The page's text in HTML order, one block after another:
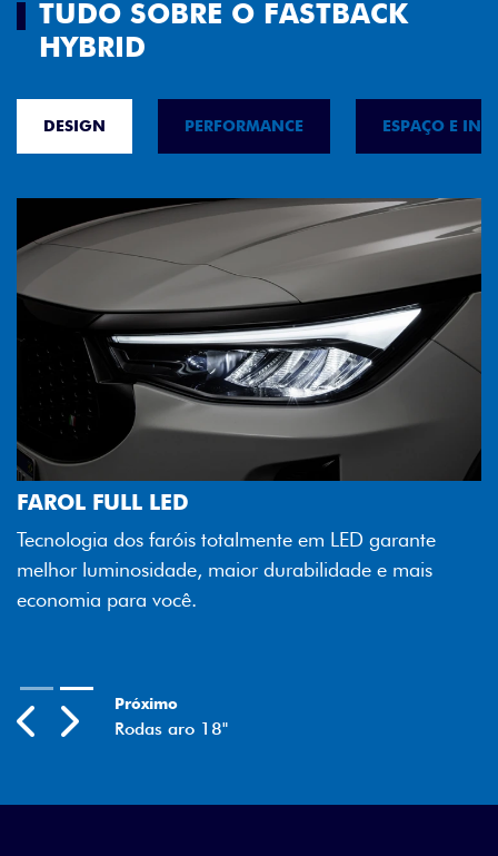
TUDO SOBRE O FASTBACK
HYBRID
DESIGN PERFORMANCE ESPAÇO E
FAROL FULL LED
Tecnologia dos faróis totalmente em LED garante
melhor luminosidade, maior durabilidade e mais
economia para você.
Previous
Next
Próximo
Rodas aro 18"